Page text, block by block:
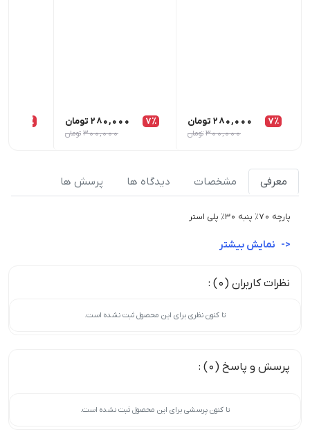
7٪ 280,000 تومان
300,000 تومان
7٪ 280,000 تومان
300,000 تومان
7٪
معرفی مشخصات دیدگاه ها پرسش ها
پارچه ۷۰٪ پنبه ۳۰٪ پلی استر
نظرات کاربران (0) :
تا کنون نظری برای این محصول ثبت نشده است.
پرسش و پاسخ (0) :
تا کنون پرسشی برای این محصول ثبت نشده است.